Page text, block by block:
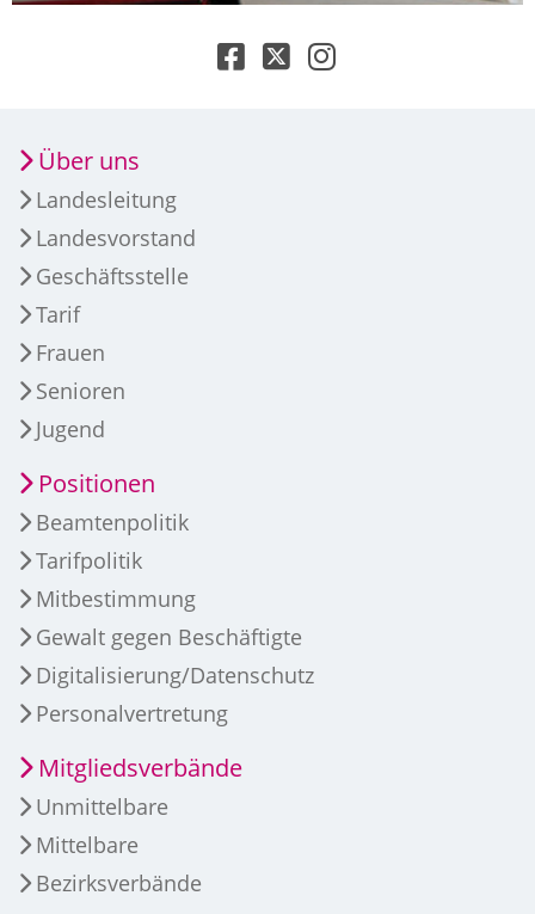
Über uns
Landesleitung
Landesvorstand
Geschäftsstelle
Tarif
Frauen
Senioren
Jugend
Positionen
Beamtenpolitik
Tarifpolitik
Mitbestimmung
Gewalt gegen Beschäftigte
Digitalisierung/Datenschutz
Personalvertretung
Mitgliedsverbände
Unmittelbare
Mittelbare
Bezirksverbände